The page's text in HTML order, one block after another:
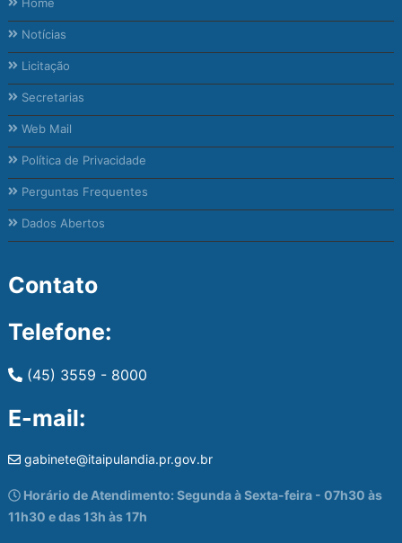
Notícias
Licitação
Secretarias
Web Mail
Política de Privacidade
Perguntas Frequentes
Dados Abertos
Contato
Telefone:
(45) 3559 - 8000
E-mail:
gabinete@itaipulandia.pr.gov.br
Horário de Atendimento: Segunda à Sexta-feira - 07h30 às
11h30 e das 13h às 17h